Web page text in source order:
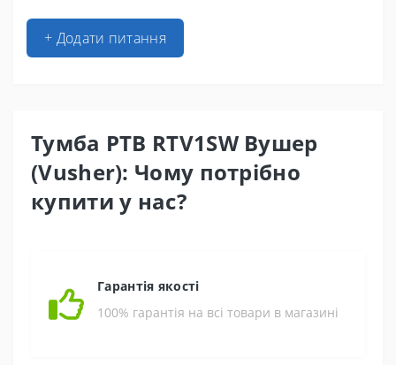
+ Додати питання
Тумба РТВ RTV1SW Вушер
(Vusher): Чому потрібно
купити у нас?
Гарантія якості
100% гарантія на всі товари в магазині